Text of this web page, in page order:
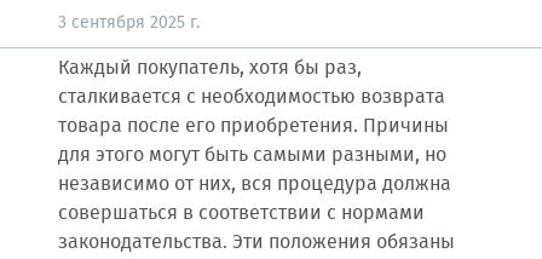
3 сентября 2025 г.
Каждый покупатель, хотя бы раз,
сталкивается с необходимостью возврата
товара после его приобретения. Причины
для этого могут быть самыми разными, но
независимо от них, вся процедура должна
совершаться в соответствии с нормами
законодательства. Эти положения обязаны